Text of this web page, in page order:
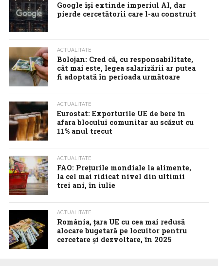
Google îşi extinde imperiul AI, dar
pierde cercetătorii care l-au construit
ACTUALITATE
Bolojan: Cred că, cu responsabilitate,
cât mai este, legea salarizării ar putea
fi adoptată în perioada următoare
ACTUALITATE
Eurostat: Exporturile UE de bere în
afara blocului comunitar au scăzut cu
11% anul trecut
ACTUALITATE
FAO: Prețurile mondiale la alimente,
la cel mai ridicat nivel din ultimii
trei ani, în iulie
ACTUALITATE
România, țara UE cu cea mai redusă
alocare bugetară pe locuitor pentru
cercetare și dezvoltare, în 2025